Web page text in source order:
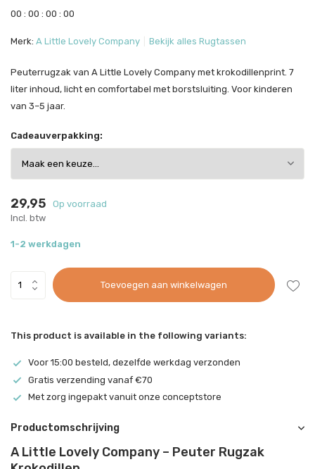
00 : 00 : 00 : 00
Merk: A Little Lovely Company Bekijk alles Rugtassen
Peuterrugzak van A Little Lovely Company met krokodillenprint. 7
liter inhoud, licht en comfortabel met borstsluiting. Voor kinderen
van 3–5 jaar.
Cadeauverpakking:
29,95
Op voorraad
Incl. btw
1-2 werkdagen
Toevoegen aan winkelwagen
This product is available in the following variants:
Voor 15:00 besteld, dezelfde werkdag verzonden
Gratis verzending vanaf €70
Met zorg ingepakt vanuit onze conceptstore
Productomschrijving
A Little Lovely Company – Peuter Rugzak